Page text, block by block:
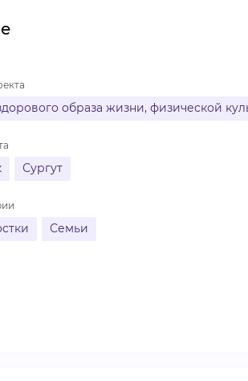
образа жизни, физической
Сургут
Семьи